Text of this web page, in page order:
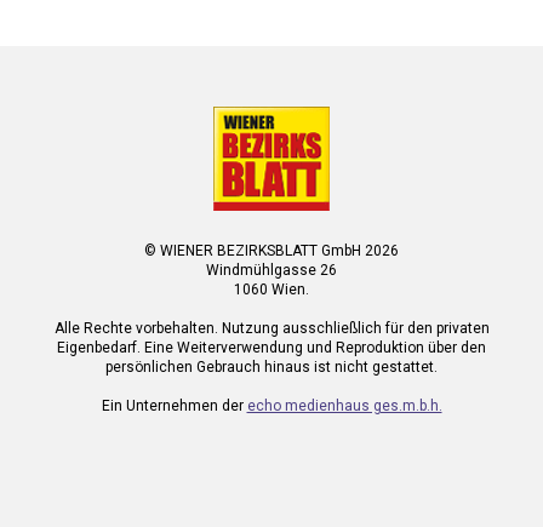
© WIENER BEZIRKSBLATT GmbH 2026
Windmühlgasse 26
1060 Wien.
Alle Rechte vorbehalten. Nutzung ausschließlich für den privaten
Eigenbedarf. Eine Weiterverwendung und Reproduktion über den
persönlichen Gebrauch hinaus ist nicht gestattet.
Ein Unternehmen der echo medienhaus ges.m.b.h.